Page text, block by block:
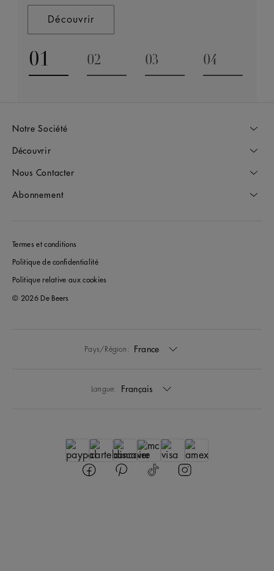
Découvrir
01
Go to slide 1
02
03
04
Notre Société
Découvrir
Nous Contacter
Abonnement
Termes et conditions
Politique de confidentialité
Politique relative aux cookies
© 2026 De Beers
Pays/Région: France
Langue: Français